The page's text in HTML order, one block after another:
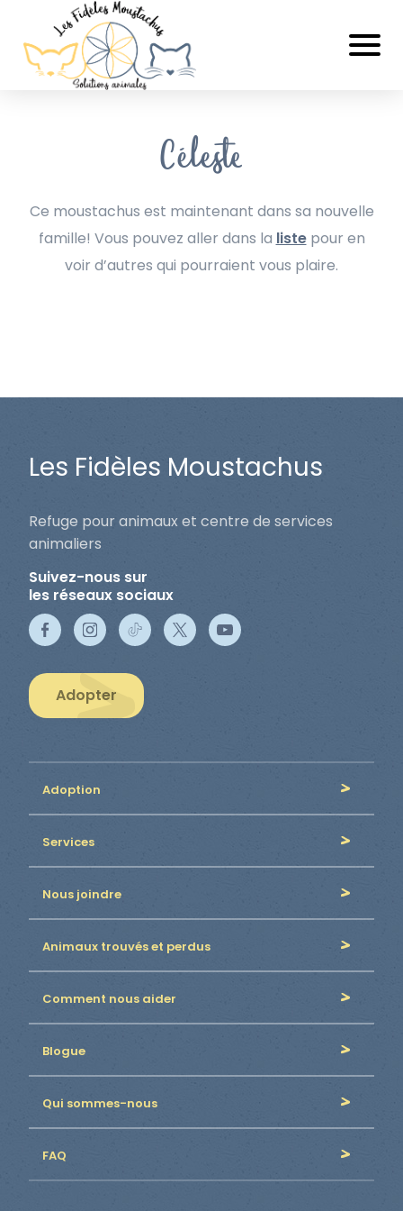
Céleste
Ce moustachus est maintenant dans sa nouvelle
famille! Vous pouvez aller dans la listepour en
voir d’autres qui pourraient vous plaire.
Les Fidèles Moustachus
Refuge pour animaux et centre de services
animaliers
Suivez-nous sur
les réseaux sociaux
Adopter
Adoption
Services
Nous joindre
Animaux trouvés et perdus
Comment nous aider
Blogue
Qui sommes-nous
FAQ